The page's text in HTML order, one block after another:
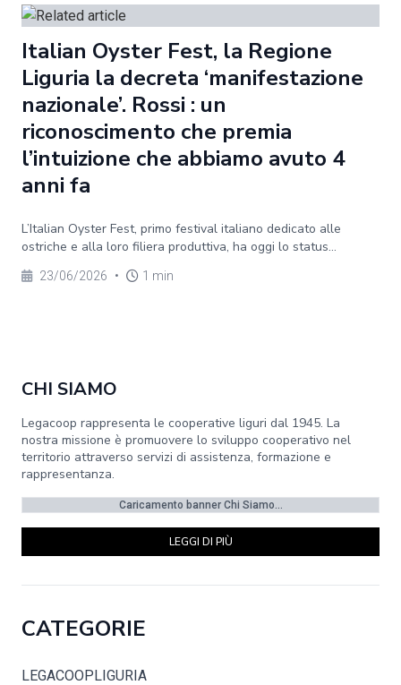
Italian Oyster Fest, la Regione
Liguria la decreta ‘manifestazione
nazionale’. Rossi : un
riconoscimento che premia
l’intuizione che abbiamo avuto 4
anni fa
L’Italian Oyster Fest, primo festival italiano dedicato alle
ostriche e alla loro filiera produttiva, ha oggi lo status...
23/06/2026 • 1 min
CHI SIAMO
Legacoop rappresenta le cooperative liguri dal 1945. La
nostra missione è promuovere lo sviluppo cooperativo nel
territorio attraverso servizi di assistenza, formazione e
rappresentanza.
Caricamento banner Chi Siamo...
LEGGI DI PIÙ
CATEGORIE
LEGACOOPLIGURIA